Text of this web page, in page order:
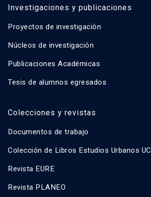
Investigaciones y publicaciones
Proyectos de investigación
Núcleos de investigación
Publicaciones Académicas
Tesis de alumnos egresados
Colecciones y revistas
Documentos de trabajo
Colección de Libros Estudios Urbanos UC
Revista EURE
Revista PLANEO